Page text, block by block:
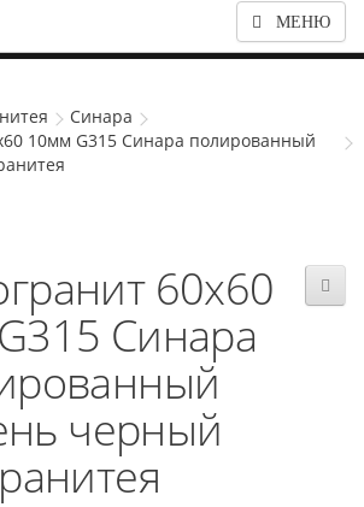
МЕНЮ
Синара
10мм G315 Синара полированный
60x60
Синара
черный